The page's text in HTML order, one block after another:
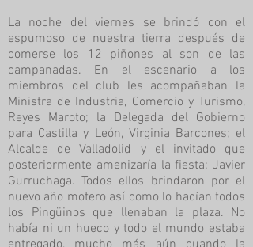
La noche del viernes se brindó con el
espumoso de nuestra tierra después de
comerse los 12 piñones al son de las
campanadas. En el escenario a los
miembros del club les acompañaban la
Ministra de Industria, Comercio y Turismo,
Reyes Maroto; la Delegada del Gobierno
para Castilla y León, Virginia Barcones; el
Alcalde de Valladolid y el invitado que
posteriormente amenizaría la fiesta: Javier
Gurruchaga. Todos ellos brindaron por el
nuevo año motero así como lo hacían todos
los Pingüinos que llenaban la plaza. No
había ni un hueco y todo el mundo estaba